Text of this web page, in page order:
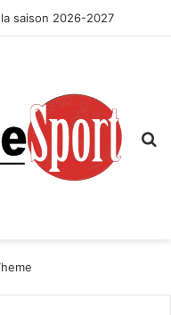
saison 2026-2027